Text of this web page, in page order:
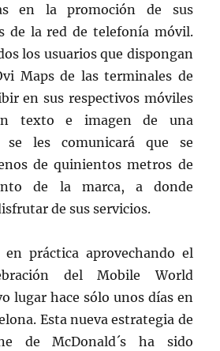
en la promoción de sus
de la red de telefonía móvil.
los usuarios que dispongan
Maps de las terminales de
en sus respectivos móviles
texto e imagen de una
se les comunicará que se
de quinientos metros de
de la marca, a donde
de sus servicios.
práctica aprovechando el
del Mobile World
lugar hace sólo unos días en
Esta nueva estrategia de
de McDonald´s ha sido